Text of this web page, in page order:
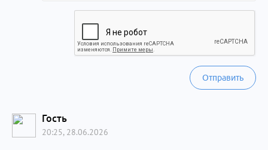
Отправить
Гость
20:25, 28.06.2026